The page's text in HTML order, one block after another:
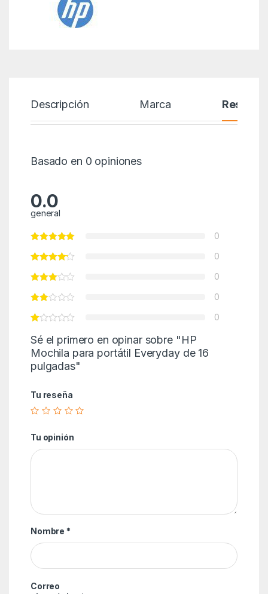
Descripción Marca Reseñas
Basado en 0 opiniones
0.0
general
0
0
0
0
0
Sé el primero en opinar sobre "HP
Mochila para portátil Everyday de 16
pulgadas"
Tu reseña
Tu opinión
Nombre *
Correo